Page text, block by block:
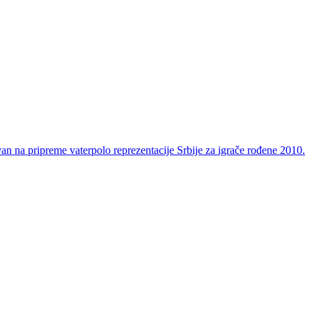
pripreme vaterpolo reprezentacije Srbije za igrače rođene 2010.